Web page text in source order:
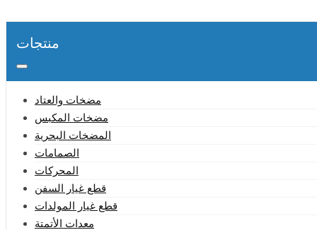
منتجات
مضخات والعتاد
مضخات المكبس
المضخات البحرية
الصمامات
المحركات
قطع غيار السفن
قطع غيار المولدات
معدات الأتمتة